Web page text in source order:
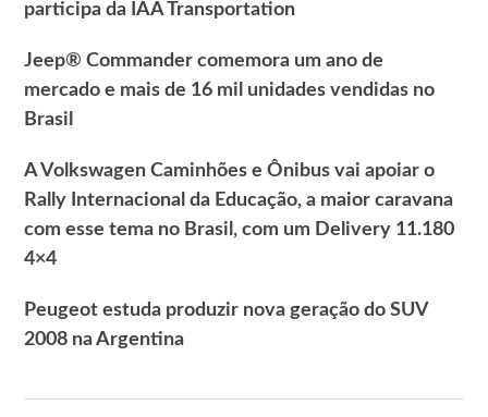
participa da IAA Transportation
Jeep® Commander comemora um ano de
mercado e mais de 16 mil unidades vendidas no
Brasil
A Volkswagen Caminhões e Ônibus vai apoiar o
Rally Internacional da Educação, a maior caravana
com esse tema no Brasil, com um Delivery 11.180
4×4
Peugeot estuda produzir nova geração do SUV
2008 na Argentina